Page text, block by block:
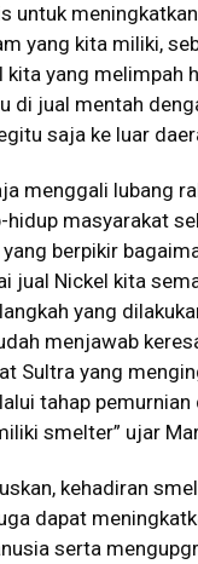
untuk
yang kita miliki,
kita yang melimpah
di jual mentah
saja ke luar
menggali lubang
hidup masyarakat
berpikir
jual Nickel kita
yang
menjawab
Sultra yang
tahap pemurnian
smelter” ujar
kehadiran
dapat
serta